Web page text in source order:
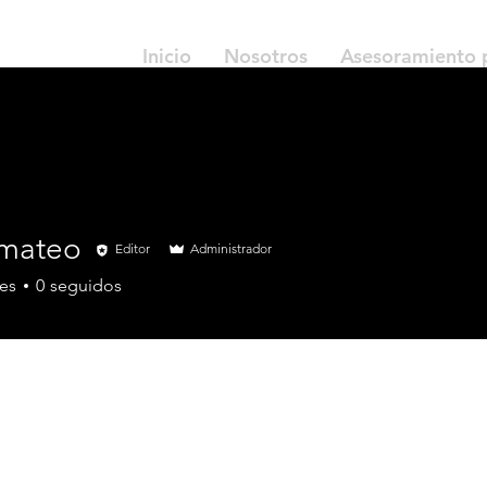
Inicio Nosotros Asesoramiento
Editor Administrador
0 seguidos